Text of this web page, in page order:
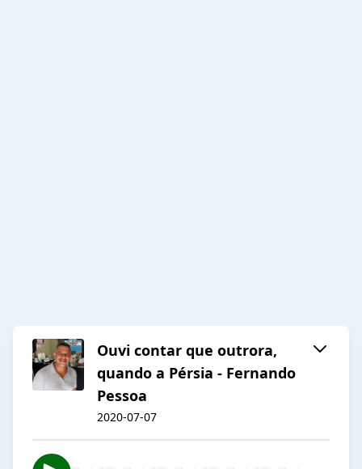
Ouvi contar que outrora,
quando a Pérsia - Fernando
Pessoa
2020-07-07